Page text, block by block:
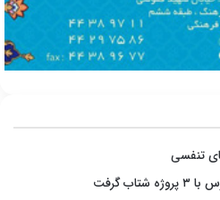
تنفسی
گرفت